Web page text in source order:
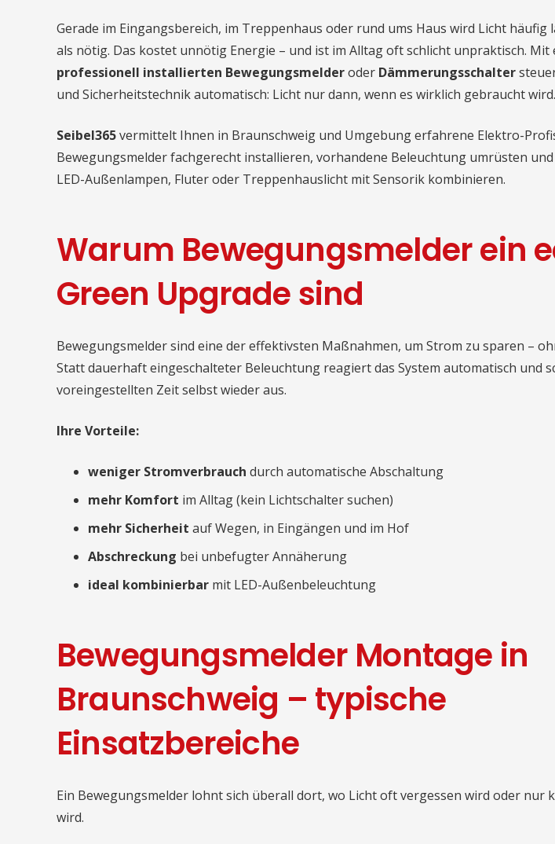
Gerade im Eingangsbereich, im Treppenhaus oder rund ums Haus wird Licht häufig
als nötig. Das kostet unnötig Energie – und ist im Alltag oft schlicht unpraktisch. Mit
professionell installierten Bewegungsmelderoder Dämmerungsschalter
und Sicherheitstechnik automatisch: Licht nur dann, wenn es wirklich gebraucht wird.
Seibel365vermittelt Ihnen in Braunschweig und Umgebung erfahrene Elektro-
Bewegungsmelder fachgerecht installieren, vorhandene Beleuchtung umrüsten
LED-Außenlampen, Fluter oder Treppenhauslicht mit Sensorik kombinieren.
Warum Bewegungsmelder ein
Green Upgrade sind
Bewegungsmelder sind eine der effektivsten Maßnahmen, um Strom zu sparen –
Statt dauerhaft eingeschalteter Beleuchtung reagiert das System automatisch und
voreingestellten Zeit selbst wieder aus.
Ihre Vorteile:
weniger Stromverbrauch durch automatische Abschaltung
mehr Komfort im Alltag (kein Lichtschalter suchen)
mehr Sicherheit auf Wegen, in Eingängen und im Hof
Abschreckung bei unbefugter Annäherung
ideal kombinierbar mit LED-Außenbeleuchtung
Bewegungsmelder Montage in
Braunschweig – typische
Einsatzbereiche
Ein Bewegungsmelder lohnt sich überall dort, wo Licht oft vergessen wird oder nur
wird.